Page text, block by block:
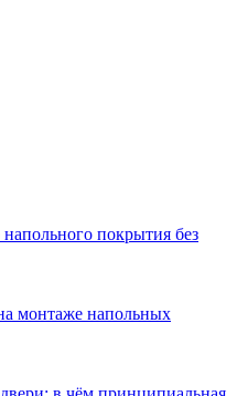
напольного покрытия без
монтаже напольных